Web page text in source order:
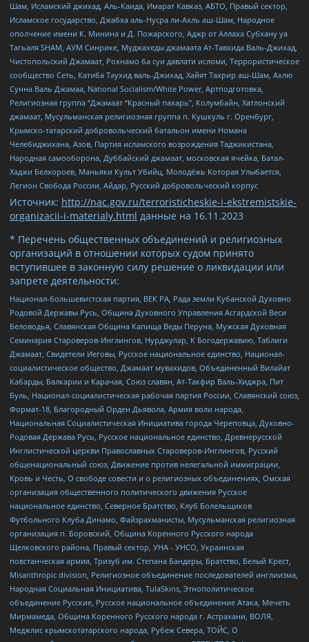
Шам, Исламский джихад, Аль-Каида, Имарат Кавказ, АБТО, Правый сектор,
Исламское государство, Джабха аль-Нусра ли-Ахль аш-Шам, Народное
ополчение имени К. Минина и Д. Пожарского, Аджр от Аллаха Субхану уа
Тагьаля SHAM, АУМ Синрике, Муджахеды джамаата Ат-Тавхида Валь-Джихад,
Чистопольский Джамаат, Рохнамо ба суи давлати исломи, Террористическое
сообщество Сеть, Катиба Таухид валь-Джихад, Хайят Тахрир аш-Шам, Ахлю
Сунна Валь Джамаа, National Socialism/White Power, Артподготовка,
Религиозная группа “Джамаат “Красный пахарь”, Колумбайн, Хатлонский
джамаат, Мусульманская религиозная группа п. Кушкуль г. Оренбург,
Крымско-татарский добровольческий батальон имени Номана
Челебиджихана, Азов, Партия исламского возрождения Таджикистана,
Народная самооборона, Дуббайский джамаат, московская ячейка, Батал-
Хаджи Белхороев, Маньяки Культ Убийц, Молодёжь Которая Улыбается,
Легион Свобода России, Айдар, Русский добровольческий корпус
Источник: http://nac.gov.ru/terroristicheskie-i-ekstremistskie-
organizacii-i-materialy.html данные на 16.11.2023
* Перечень общественных объединений и религиозных
организаций в отношении которых судом принято
вступившее в законную силу решение о ликвидации или
запрете деятельности:
Национал-большевистская партия, ВЕК РА, Рада земли Кубанской Духовно
Родовой Державы Русь, Община Духовного Управления Асгардской Веси
Беловодья, Славянская Община Капища Веды Перуна, Мужская Духовная
Семинария Староверов-Инглингов, Нурджулар, К Богодержавию, Таблиги
Джамаат, Свидетели Иеговы, Русское национальное единство, Национал-
социалистическое общество, Джамаат мувахидов, Объединенный Вилайат
Кабарды, Балкарии и Карачая, Союз славян, Ат-Такфир Валь-Хиджра, Пит
Буль, Национал-социалистическая рабочая партия России, Славянский союз,
Формат-18, Благородный Орден Дьявола, Армия воли народа,
Национальная Социалистическая Инициатива города Череповца, Духовно-
Родовая Держава Русь, Русское национальное единство, Древнерусской
Инглистической церкви Православных Староверов-Инглингов, Русский
общенациональный союз, Движение против нелегальной иммиграции,
Кровь и Честь, О свободе совести и о религиозных объединениях, Омская
организация общественного политического движения Русское
национальное единство, Северное Братство, Клуб Болельщиков
Футбольного Клуба Динамо, Файзрахманисты, Мусульманская религиозная
организация п. Боровский, Община Коренного Русского народа
Щелковского района, Правый сектор, УНА - УНСО, Украинская
повстанческая армия, Тризуб им. Степана Бандеры, Братство, Белый Крест,
Misanthropic division, Религиозное объединение последователей инглиизма,
Народная Социальная Инициатива, TulaSkins, Этнополитическое
объединение Русские, Русское национальное объединение Атака, Мечеть
Мирмамеда, Община Коренного Русского народа г. Астрахани, ВОЛЯ,
Меджлис крымскотатарского народа, Рубеж Севера, ТОЙС, О